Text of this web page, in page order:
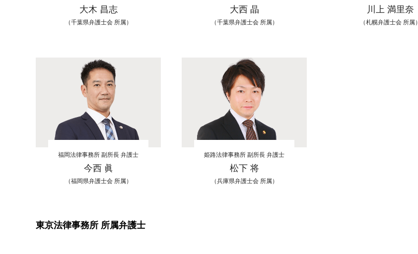
大木 昌志
（千葉県弁護士会 所属）
大西 晶
（千葉県弁護士会 所属）
川上 満里奈
（札幌弁護士会 所属）
福岡法律事務所 副所長 弁護士
今西 眞
（福岡県弁護士会 所属）
姫路法律事務所 副所長 弁護士
松下 将
（兵庫県弁護士会 所属）
東京法律事務所 所属弁護士